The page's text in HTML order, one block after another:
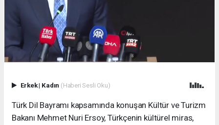
Erkek| Kadın (Haberi Sesli Oku)
Türk Dil Bayramı kapsamında konuşan Kültür ve Turizm
Bakanı Mehmet Nuri Ersoy, Türkçenin kültürel miras,